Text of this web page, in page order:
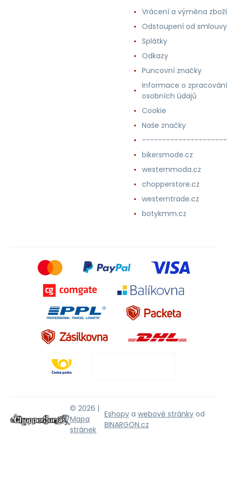
Vrácení a výměna zboží
Odstoupení od smlouvy
Splátky
Odkazy
Puncovní značky
Informace o zpracování
osobních údajů
Cookie
Naše značky
bikersmode.cz
westernmoda.cz
chopperstore.cz
westerntrade.cz
botykmm.cz
© 2026 |
Mapa
stránek
Eshopy a webové stránky od
BINARGON.cz